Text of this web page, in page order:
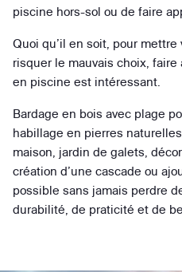
piscine hors-sol ou de faire
Quoi qu’il en soit, pour
risquer le mauvais choix,
en piscine est intéressant.
Bardage en bois avec plage
habillage en pierres
maison, jardin de galets,
création d’une cascade ou
possible sans jamais perdre
durabilité, de praticité et de